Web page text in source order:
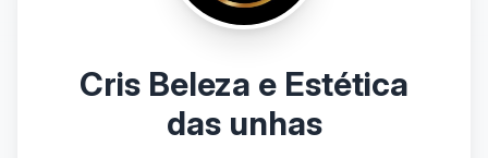
Cris Beleza e Estética
das unhas